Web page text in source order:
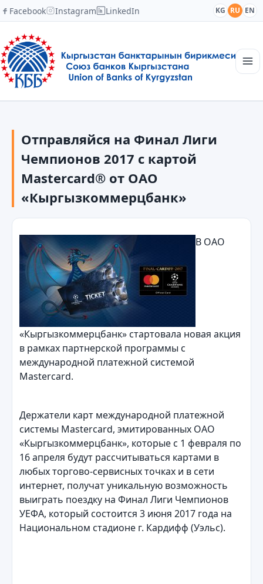
Facebook Instagram LinkedIn KG RU EN
Новости
Академия
Члены и партнеры
Сотрудничество
Контакты
Отправляйся на Финал Лиги
Чемпионов 2017 с картой
Mastercard® от ОАО
«Кыргызкоммерцбанк»
В ОАО
«Кыргызкоммерцбанк» стартовала новая акция
в рамках партнерской программы с
международной платежной системой
Mastercard.
Держатели карт международной платежной
системы Маstercard, эмитированных ОАО
«Кыргызкоммерцбанк», которые с 1 февраля по
16 апреля будут рассчитываться картами в
любых торгово-сервисных точках и в сети
интернет, получат уникальную возможность
выиграть поездку на Финал Лиги Чемпионов
УЕФА, который состоится 3 июня 2017 года на
Национальном стадионе г. Кардифф (Уэльс).